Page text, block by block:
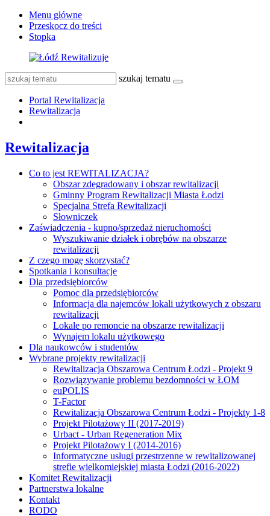
Menu główne
Przeskocz do treści
Stopka
szukaj tematu
Portal Rewitalizacja
Rewitalizacja
Rewitalizacja
Co to jest REWITALIZACJA?
Obszar zdegradowany i obszar rewitalizacji
Gminny Program Rewitalizacji Miasta Łodzi
Specjalna Strefa Rewitalizacji
Słowniczek
Zaświadczenia - kupno/sprzedaż nieruchomości
Wyszukiwanie działek i obrębów na obszarze
rewitalizacji
Z czego mogę skorzystać?
Spotkania i konsultacje
Dla przedsiębiorców
Pomoc dla przedsiębiorców
Informacja dla najemców lokali użytkowych z obszaru
rewitalizacji
Lokale po remoncie na obszarze rewitalizacji
Wynajem lokalu użytkowego
Dla naukowców i studentów
Wybrane projekty rewitalizacji
Rewitalizacja Obszarowa Centrum Łodzi - Projekt 9
Rozwiązywanie problemu bezdomności w ŁOM
euPOLIS
T-Factor
Rewitalizacja Obszarowa Centrum Łodzi - Projekty 1-8
Projekt Pilotażowy II (2017-2019)
Urbact - Urban Regeneration Mix
Projekt Pilotażowy I (2014-2016)
Informatyczne usługi przestrzenne w rewitalizowanej
strefie wielkomiejskiej miasta Łodzi (2016-2022)
Komitet Rewitalizacji
Partnerstwa lokalne
Kontakt
RODO